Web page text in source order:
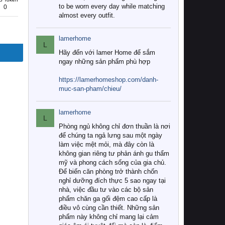
0
to be worn every day while matching
almost every outfit.
L
lamerhome
Hãy đến với lamer Home để sắm
ngay những sản phẩm phù hợp
https://lamerhomeshop.com/danh-
muc-san-pham/chieu/
L
lamerhome
Phòng ngủ không chỉ đơn thuần là nơi
để chúng ta ngả lưng sau một ngày
làm việc mệt mỏi, mà đây còn là
không gian riêng tư phản ánh gu thẩm
mỹ và phong cách sống của gia chủ.
Để biến căn phòng trở thành chốn
nghỉ dưỡng đích thực 5 sao ngay tại
nhà, việc đầu tư vào các bộ sản
phẩm chăn ga gối đệm cao cấp là
điều vô cùng cần thiết. Những sản
phẩm này không chỉ mang lại cảm